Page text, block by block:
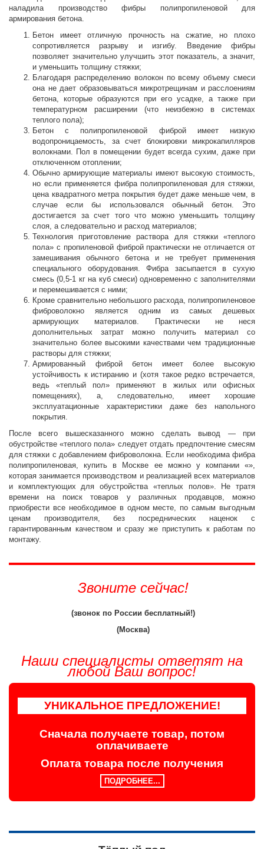
наладила производство фибры полипропиленовой для
армирования бетона.
Бетон имеет отличную прочность на сжатие, но плохо
сопротивляется разрыву и изгибу. Введение фибры
позволяет значительно улучшить этот показатель, а значит,
и уменьшить толщину стяжки;
Благодаря распределению волокон по всему объему смеси
она не дает образовываться микротрещинам и расслоениям
бетона, которые образуются при его усадке, а также при
температурном расширении (что неизбежно в системах
теплого пола);
Бетон с полипропиленовой фиброй имеет низкую
водопроницаемость, за счет блокировки микрокапилляров
волокнами. Пол в помещении будет всегда сухим, даже при
отключенном отоплении;
Обычно армирующие материалы имеют высокую стоимость,
но если применяется фибра полипропиленовая для стяжки,
цена квадратного метра покрытия будет даже меньше чем, в
случае если бы использовался обычный бетон. Это
достигается за счет того что можно уменьшить толщину
слоя, а следовательно и расход материалов;
Технология приготовление раствора для стяжки «теплого
пола» с пропиленовой фиброй практически не отличается от
замешивания обычного бетона и не требует применения
специального оборудования. Фибра засыпается в сухую
смесь (0,5-1 кг на куб смеси) одновременно с заполнителями
и перемешивается с ними;
Кроме сравнительно небольшого расхода, полипропиленовое
фиброволокно является одним из самых дешевых
армирующих материалов. Практически не неся
дополнительных затрат можно получить материал со
значительно более высокими качествами чем традиционные
растворы для стяжки;
Армированный фиброй бетон имеет более высокую
устойчивость к истиранию и (хотя такое редко встречается,
ведь «теплый пол» применяют в жилых или офисных
помещениях), а, следовательно, имеет хорошие
эксплуатационные характеристики даже без напольного
покрытия.
После всего вышесказанного можно сделать вывод — при
обустройстве «теплого пола» следует отдать предпочтение смесям
для стяжки с добавлением фиброволокна. Если необходима фибра
полипропиленовая, купить в Москве ее можно у компании «»,
которая занимается производством и реализацией всех материалов
и комплектующих для обустройства «теплых полов». Не тратя
времени на поиск товаров у различных продавцов, можно
приобрести все необходимое в одном месте, по самым выгодным
ценам производителя, без посреднических наценок с
гарантированным качеством и сразу же приступить к работам по
монтажу.
Звоните сейчас!
(звонок по России бесплатный!)
(Москва)
Наши специалисты ответят на
любой Ваш вопрос!
УНИКАЛЬНОЕ ПРЕДЛОЖЕНИЕ!
Сначала получаете товар, потом
оплачиваете
Оплата товара после получения
ПОДРОБНЕЕ...